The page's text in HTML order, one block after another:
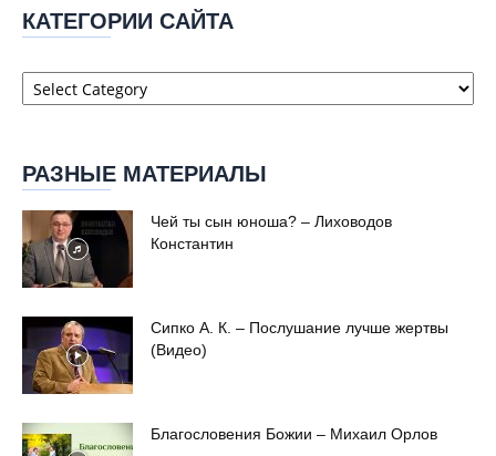
КАТЕГОРИИ САЙТА
Категории
сайта
РАЗНЫЕ МАТЕРИАЛЫ
Чей ты сын юноша? – Лиховодов
Константин
Сипко А. К. – Послушание лучше жертвы
(Видео)
Благословения Божии – Михаил Орлов